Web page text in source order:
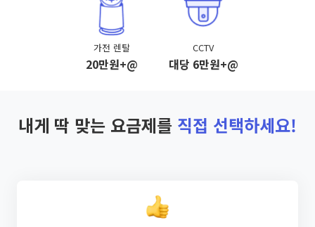
가전 렌탈
20만원+@
CCTV
대당 6만원+@
내게 딱 맞는 요금제를 직접 선택하세요!